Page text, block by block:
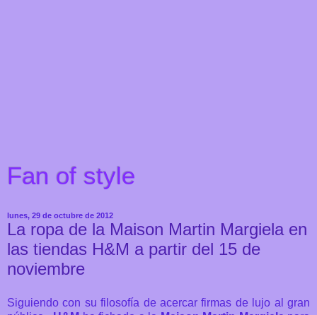
Fan of style
lunes, 29 de octubre de 2012
La ropa de la Maison Martin Margiela en
las tiendas H&M a partir del 15 de
noviembre
Siguiendo con su filosofía de acercar firmas de lujo al gran